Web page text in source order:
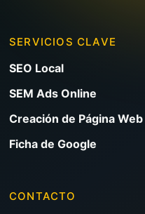
SERVICIOS CLAVE
SEO Local
SEM Ads Online
Creación de Página Web
Ficha de Google
CONTACTO